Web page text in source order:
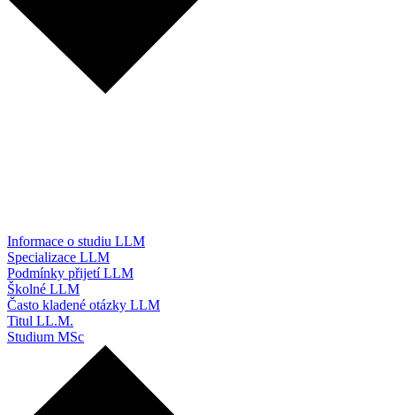
Informace o studiu LLM
Specializace LLM
Podmínky přijetí LLM
Školné LLM
Často kladené otázky LLM
Titul LL.M.
Studium MSc